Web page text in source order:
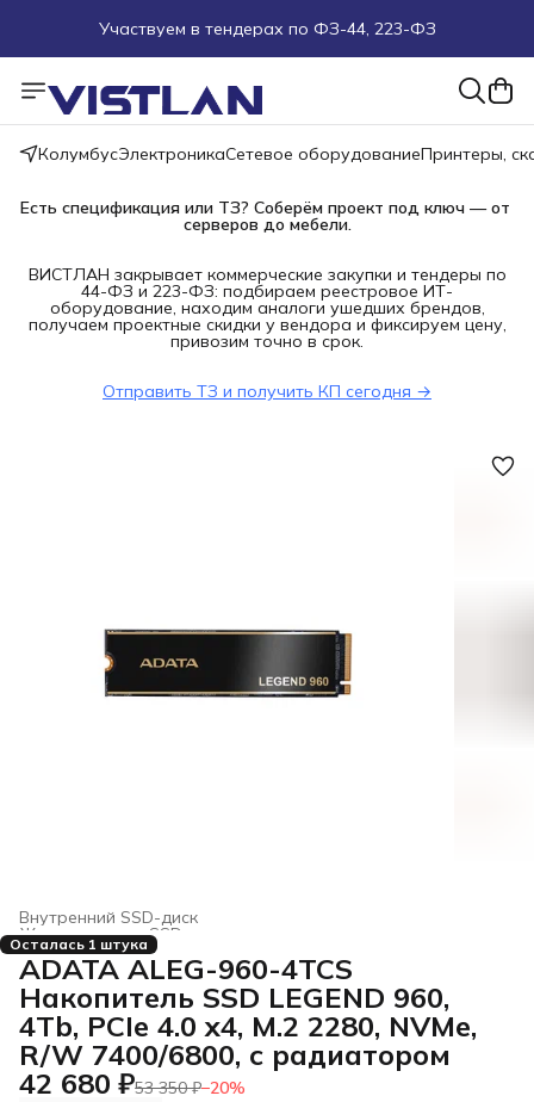
Участвуем в тендерах по ФЗ-44, 223-ФЗ
Поможем подобрать оборудование под ТЗ
Пуско-наладочные работы
Пришлите запрос на e-mail или в чат
КолумбусЭлектроникаСетевое оборудованиеПринтеры,
Есть спецификация или ТЗ? Соберём проект под ключ — от
серверов до мебели.
ВИСТЛАН закрывает коммерческие закупки и тендеры по
44-ФЗ и 223-ФЗ: подбираем реестровое ИТ-
оборудование, находим аналоги ушедших брендов,
получаем проектные скидки у вендора и фиксируем цену,
привозим точно в срок.
Отправить ТЗ и получить КП сегодня →
Внутренний SSD-диск
Жесткие диски, SSD и сетевые накопители
Электроника
Главная ›
Осталась 1 штука
ADATA ALEG-960-4TCS
Накопитель SSD LEGEND 960,
4Tb, PCIe 4.0 x4, M.2 2280, NVMe,
R/W 7400/6800, с радиатором
42 680 ₽53 350 ₽−20%